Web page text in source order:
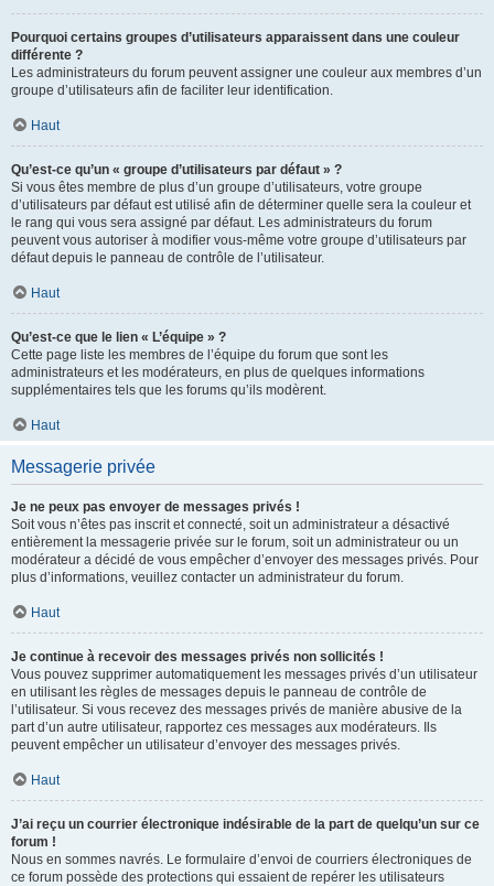
Pourquoi certains groupes d’utilisateurs apparaissent dans une couleur
différente ?
Les administrateurs du forum peuvent assigner une couleur aux membres d’un
groupe d’utilisateurs afin de faciliter leur identification.
Haut
Qu’est-ce qu’un « groupe d’utilisateurs par défaut » ?
Si vous êtes membre de plus d’un groupe d’utilisateurs, votre groupe
d’utilisateurs par défaut est utilisé afin de déterminer quelle sera la couleur et
le rang qui vous sera assigné par défaut. Les administrateurs du forum
peuvent vous autoriser à modifier vous-même votre groupe d’utilisateurs par
défaut depuis le panneau de contrôle de l’utilisateur.
Haut
Qu’est-ce que le lien « L’équipe » ?
Cette page liste les membres de l’équipe du forum que sont les
administrateurs et les modérateurs, en plus de quelques informations
supplémentaires tels que les forums qu’ils modèrent.
Haut
Messagerie privée
Je ne peux pas envoyer de messages privés !
Soit vous n’êtes pas inscrit et connecté, soit un administrateur a désactivé
entièrement la messagerie privée sur le forum, soit un administrateur ou un
modérateur a décidé de vous empêcher d’envoyer des messages privés. Pour
plus d’informations, veuillez contacter un administrateur du forum.
Haut
Je continue à recevoir des messages privés non sollicités !
Vous pouvez supprimer automatiquement les messages privés d’un utilisateur
en utilisant les règles de messages depuis le panneau de contrôle de
l’utilisateur. Si vous recevez des messages privés de manière abusive de la
part d’un autre utilisateur, rapportez ces messages aux modérateurs. Ils
peuvent empêcher un utilisateur d’envoyer des messages privés.
Haut
J’ai reçu un courrier électronique indésirable de la part de quelqu’un sur ce
forum !
Nous en sommes navrés. Le formulaire d’envoi de courriers électroniques de
ce forum possède des protections qui essaient de repérer les utilisateurs